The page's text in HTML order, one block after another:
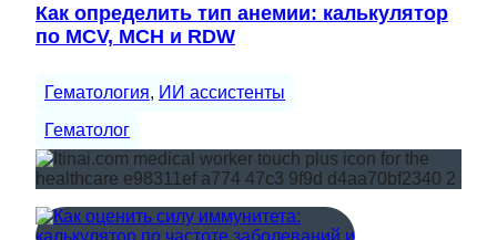
Как определить тип анемии: калькулятор
по MCV, MCH и RDW
Гематология, ИИ ассистенты
Гематолог